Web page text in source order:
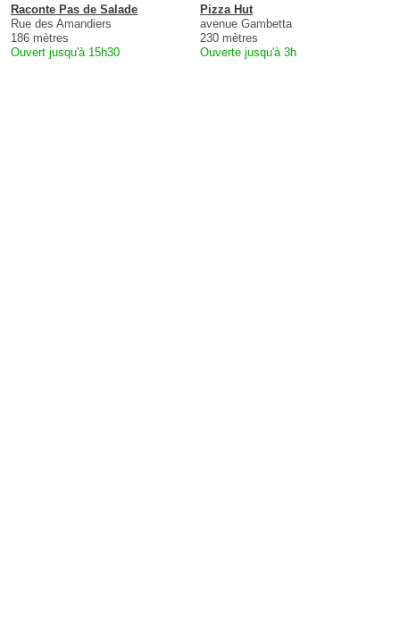
Raconte Pas de Salade
Rue des Amandiers
186 mètres
Ouvert jusqu'à 15h30
Pizza Hut
avenue Gambetta
230 mètres
Ouverte jusqu'à 3h